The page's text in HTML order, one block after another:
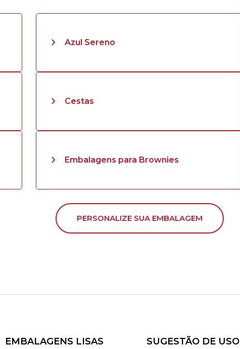
Azul Sereno
Cestas
Embalagens para Brownies
PERSONALIZE SUA EMBALAGEM
EMBALAGENS LISAS SUGESTÃO DE USO